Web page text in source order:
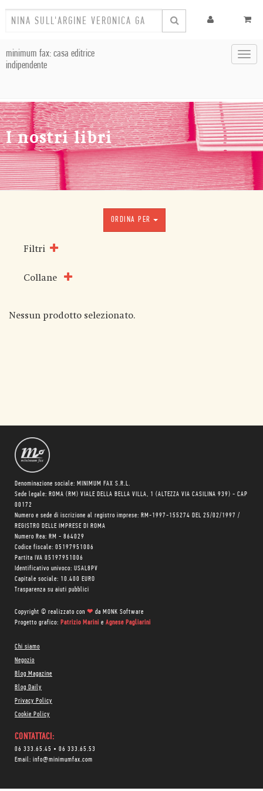
minimum fax: casa editrice
indipendente
I nostri libri
ORDINA PER
Filtri
Collane
Nessun prodotto selezionato.
Denominazione sociale: MINIMUM FAX S.R.L.
Sede legale: ROMA (RM) VIALE DELLA BELLA VILLA, 1 (ALTEZZA VIA CASILINA 939) - CAP
00172
Numero e sede di iscrizione al registro imprese: RM-1997-155274 DEL 25/02/1997 /
REGISTRO DELLE IMPRESE DI ROMA
Numero Rea: RM - 864029
Codice fiscale: 05197951006
Partita IVA 05197951006
Identificativo univoco: USAL8PV
Capitale sociale: 10.400 EURO
Trasparenza su aiuti pubblici
Copyright © realizzato con ❤ da MONK Software
Progetto grafico: Patrizio Marini e Agnese Pagliarini
Chi siamo
Negozio
Blog Magazine
Blog Daily
Privacy Policy
Cookie Policy
CONTATTACI:
06 333.65.45 • 06 333.65.53
Email: info@minimumfax.com